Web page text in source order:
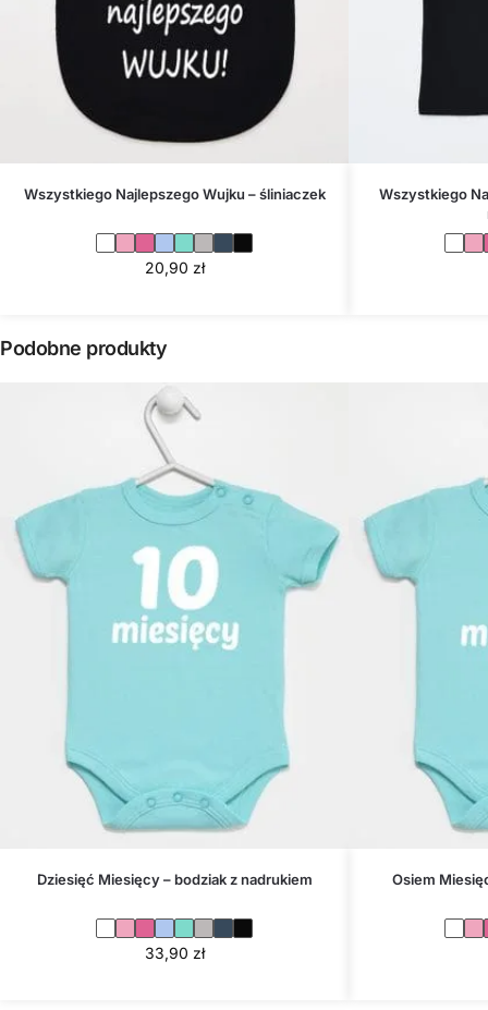
Wszystkiego Najlepszego Wujku – śliniaczek
20,90 zł
Wszystkiego
Podobne produkty
Dziesięć Miesięcy – bodziak z nadrukiem
33,90 zł
Osiem